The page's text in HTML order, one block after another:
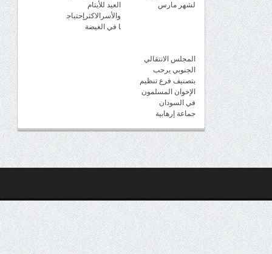
لشهر مارس
العيد للأيتام
والأسرالاكثرإحتياج
ا في الغيضة
المجلس الانتقالي
الجنوبي يرحب
بتصنيف فرع تنظيم
الإخوان المسلمون
في السودان
جماعة إرهابية